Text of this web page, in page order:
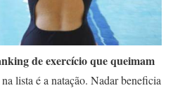
de exercício que queimam
lista é a natação. Nadar beneficia